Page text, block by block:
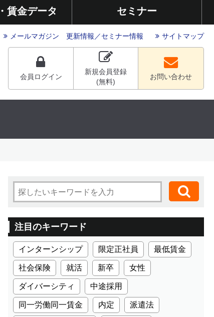
賃金データ セミナー
メールマガジン 更新情報 ／セミナー情報 サイトマップ
会員ログイン
新規会員登録
(無料)
お問い合わせ
注目のキーワード
インターンシップ 限定正社員 最低賃金
社会保険 就活 新卒 女性
ダイバーシティ 中途採用
同一労働同一賃金 内定 派遣法